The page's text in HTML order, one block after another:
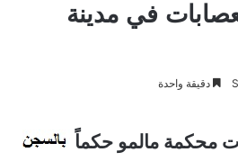
في مدينة
دقيقة واحدة
محكمة مالمو حكماً